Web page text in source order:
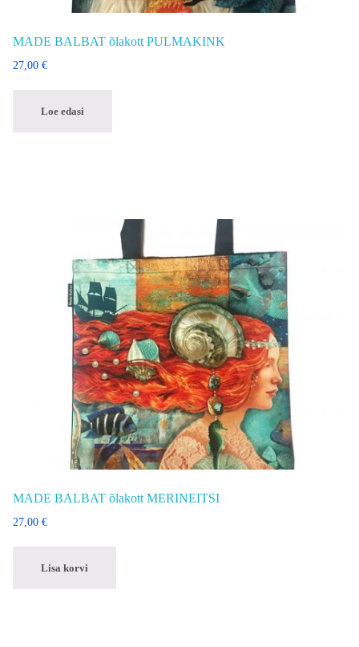
MADE BALBAT õlakott PULMAKINK
27,00 €
Loe edasi
MADE BALBAT õlakott MERINEITSI
27,00 €
Lisa korvi